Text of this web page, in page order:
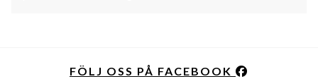
FÖLJ OSS PÅ FACEBOOK